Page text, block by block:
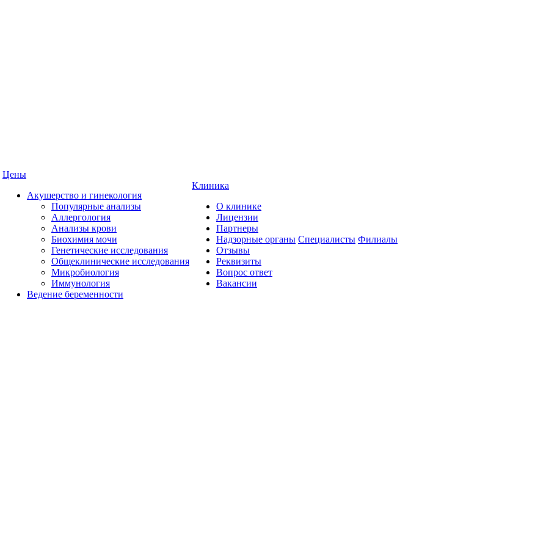
Цены
Акушерство и гинекология
Популярные анализы
Аллергология
Анализы крови
Биохимия мочи
Генетические исследования
Общеклинические исследования
Микробиология
Иммунология
Ведение беременности
Клиника
О клинике
Лицензии
Партнеры
Надзорные органы
Отзывы
Реквизиты
Вопрос ответ
Вакансии
Специалисты Филиалы